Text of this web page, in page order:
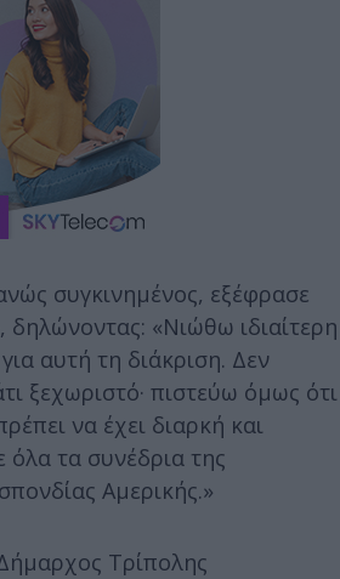
συγκινημένος, εξέφρασε
δηλώνοντας: «Νιώθω ιδιαίτερη
αυτή τη διάκριση. Δεν
ξεχωριστό· πιστεύω όμως ότι
να έχει διαρκή και
όλα τα συνέδρια της
Αμερικής.»
Τρίπολης